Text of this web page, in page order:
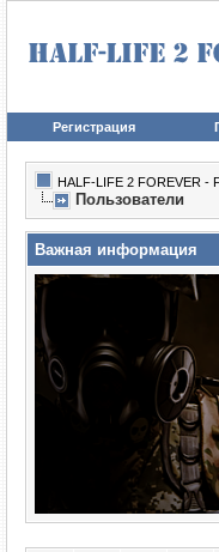
Регистрация
HALF-LIFE 2 FOREVER -
Пользователи
Важная информация